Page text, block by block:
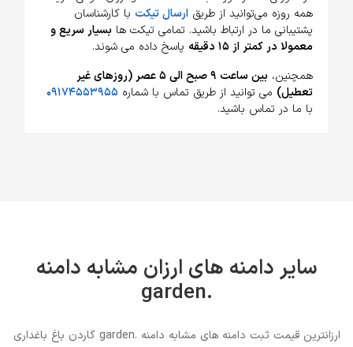
همه روزه می‌توانید از طریق ارسال تیکت با کارشناسان
پشتیبانی ما در ارتباط باشید. تمامی تیکت ها بسیار سریع و
معمولا در کمتر از ۱۵ دقیقه
پاسخ داده می شوند.
همچنین،
بین ساعت ۹ صبح الی ۵ عصر (روزهای غیر
تعطیل) می توانید از طریق تماس با شماره ۰۹۱۷۴۵۵۳۹۵۵
با ما در تماس باشید.
سایر دامنه های ارزان مشابه دامنه
.garden
ارزانترین قیمت ثبت دامنه های مشابه دامنه .garden گاردن باغ باغداری